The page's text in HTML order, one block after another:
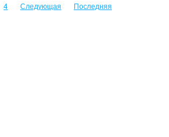
4 Следующая Последняя